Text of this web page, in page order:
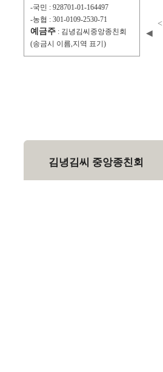
-국민 : 928701-01-164497
-농협 : 301-0109-2530-71
예금주 : 김녕김씨중앙종친회
(송금시 이름,지역 표기)
◀
<
김녕김씨 중앙종친회